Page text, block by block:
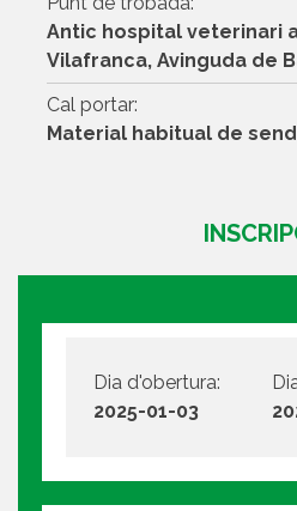
Antic hospital veterinari
Vilafranca, Avinguda de
Cal portar:
Material habitual de
Dia d'obertura:
2025-01-03